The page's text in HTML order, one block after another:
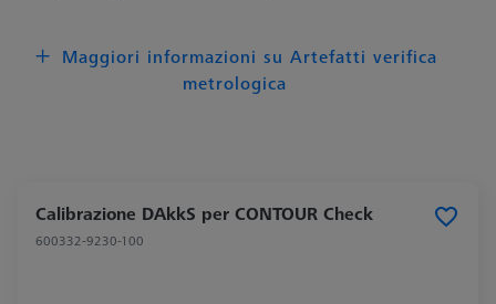
Maggiori informazioni su Artefatti verifica
metrologica
Calibrazione DAkkS per CONTOUR Check
600332-9230-100